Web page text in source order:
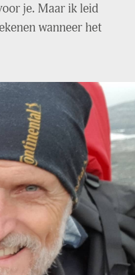
je. Maar ik leid
wanneer het